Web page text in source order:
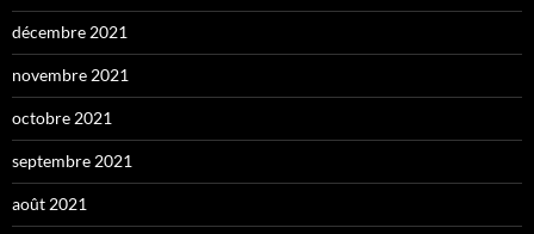
décembre 2021
novembre 2021
octobre 2021
septembre 2021
août 2021